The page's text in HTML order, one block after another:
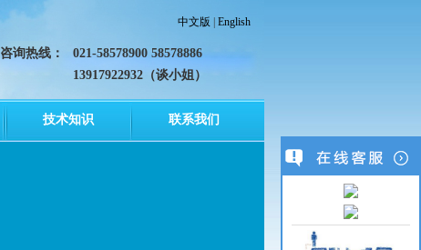
中文版 English
咨询热线：
021-58578900 58578886
13917922932（谈小姐）
技术知识 联系我们